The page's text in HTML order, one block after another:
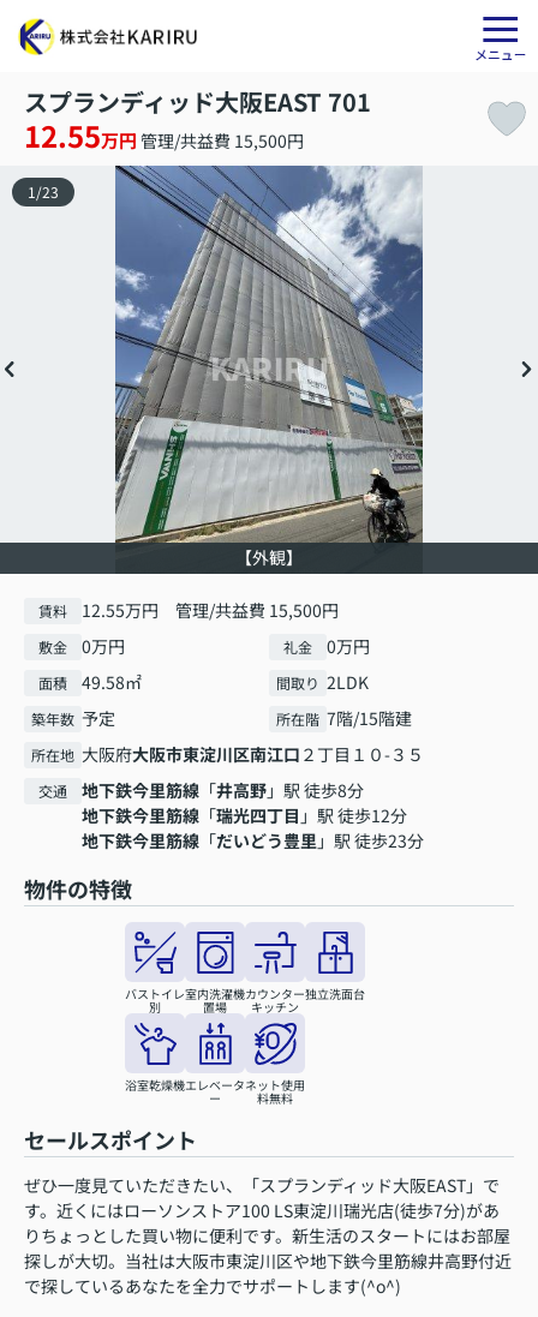
スプランディッド大阪EAST 701
12.55万円 管理/共益費 15,500円
【外観】
1 /23
賃料 12.55万円 管理/共益費 15,500円
敷金 0万円 礼金 0万円
面積 49.58㎡ 間取り 2LDK
築年数 予定 所在階 7階/15階建
所在地 大阪府大阪市東淀川区南江口 ２丁目１０-３５
交通 地下鉄今里筋線 「井高野」駅 徒歩8分
地下鉄今里筋線 「瑞光四丁目 」駅 徒歩12分
地下鉄今里筋線 「だいどう豊里」駅 徒歩23分
物件の特徴
バストイレ
別
室内洗濯機
置場
カウンター
キッチン
独立洗面台
浴室乾燥機エレベータ
ー
ネット使用
料無料
セールスポイント
ぜひ一度見ていただきたい、「スプランディッド大阪EAST」で
す。近くにはローソンストア100 LS東淀川瑞光店(徒歩7分)があ
りちょっとした買い物に便利です。新生活のスタートにはお部屋
探しが大切。当社は大阪市東淀川区や地下鉄今里筋線井高野付近
で探しているあなたを全力でサポートします(^o^)